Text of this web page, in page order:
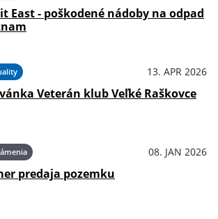
East - poškodené nádoby na odpad
13. APR 2026
Veterán klub Veľké Raškovce
08. JAN 2026
predaja pozemku